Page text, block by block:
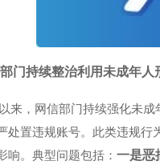
门持续整治利用未成年人
来，网信部门持续强化未
处置违规账号。此类违规
响。典型问题包括： 一是恶